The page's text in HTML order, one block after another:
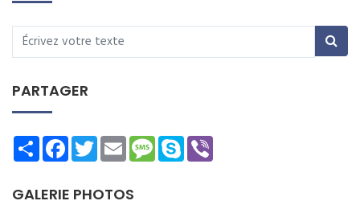
PARTAGER
ShareFacebookTwitterEmailMessage
Skype
GALERIE PHOTOS